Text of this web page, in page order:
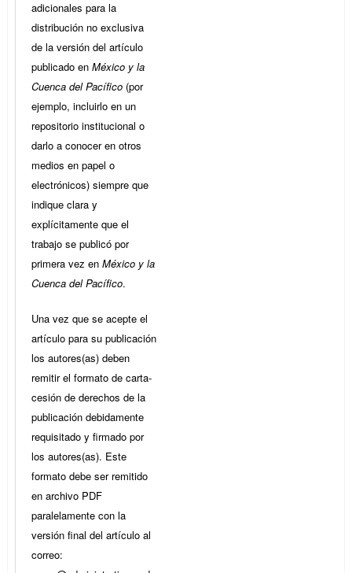
adicionales para la
distribución no exclusiva
de la versión del artículo
publicado en México y la
Cuenca del Pacífico (por
ejemplo, incluirlo en un
repositorio institucional o
darlo a conocer en otros
medios en papel o
electrónicos) siempre que
indique clara y
explícitamente que el
trabajo se publicó por
primera vez en México y la
Cuenca del Pacífico.
Una vez que se acepte el
artículo para su publicación
los autores(as) deben
remitir el formato de carta-
cesión de derechos de la
publicación debidamente
requisitado y firmado por
los autores(as). Este
formato debe ser remitido
en archivo PDF
paralelamente con la
versión final del artículo al
correo: